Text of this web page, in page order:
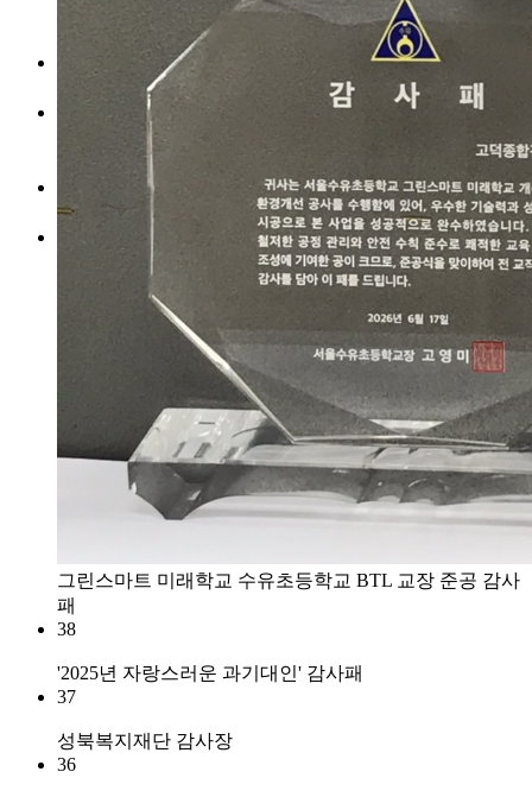
건축
조경
사이버 홍보실
뉴스
인재상
채용공고
사회공헌
행복 나눔
인트라넷
로그인
주요행사
사내자료실
그린스마트 미래학교 수유초등학교 BTL 교장 준공 감사
패
38
'2025년 자랑스러운 과기대인' 감사패
37
성북복지재단 감사장
36